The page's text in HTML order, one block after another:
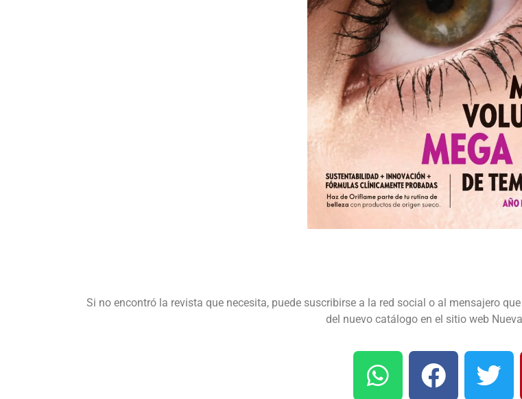
Si no encontró la revista que necesita, puede suscribirse a la red social o al mensajero
del nuevo catálogo en el sitio web